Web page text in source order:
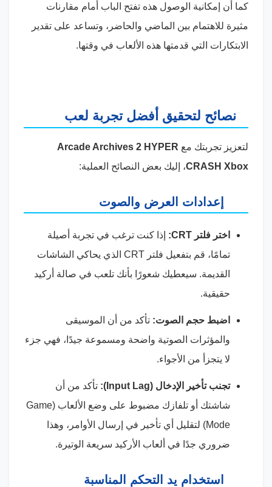
كما أن إمكانية الوصول هذه تفتح الباب أمام مقارنات
مثيرة للاهتمام بين الماضي والحاضر، وتساعد على تقدير
الابتكارات التي قدمتها هذه الألعاب في وقتها.
نصائح لتحقيق أفضل تجربة لعب
لتعزيز تجربتك مع Arcade Archives 2 HYPER
CRASH Xbox، إليك بعض النصائح العملية:
إعدادات العرض والصوت
اختر فلتر CRT:
إذا كنت ترغب في تجربة أصيلة
تمامًا، قم بتفعيل فلتر CRT الذي يحاكي الشاشات
القديمة. سيعطيك شعورًا بأنك تلعب في صالة أركيد
حقيقية.
اضبط حجم الصوت: تأكد من أن الموسيقى
والمؤثرات الصوتية واضحة ومسموعة جيدًا، فهي جزء
لا يتجزأ من الأجواء.
تجنب تأخير الإدخال (Input Lag):
تأكد من أن
شاشتك أو تلفازك مضبوط على وضع الألعاب (Game
Mode) لتقليل أي تأخير في إرسال الأوامر، وهذا
ضروري جدًا في ألعاب الأركيد سريعة الوتيرة.
استخدام يد التحكم المناسبة